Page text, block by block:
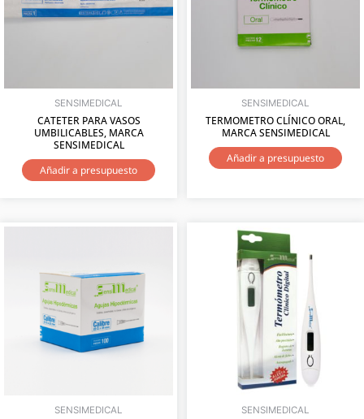
SENSIMEDICAL
CATETER PARA VASOS
UMBILICABLES, MARCA
SENSIMEDICAL
Añadir a presupuesto
SENSIMEDICAL
TERMOMETRO CLÍNICO ORAL,
MARCA SENSIMEDICAL
Añadir a presupuesto
SENSIMEDICAL SENSIMEDICAL